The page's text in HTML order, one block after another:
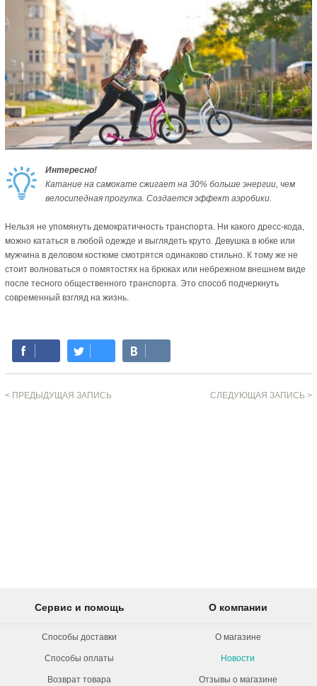
Интересно!
Катание на самокате сжигает на 30% больше энергии, чем
велосипедная прогулка. Создается эффект аэробики.
Нельзя не упомянуть демократичность транспорта. Ни какого дресс-кода,
можно кататься в любой одежде и выглядеть круто. Девушка в юбке или
мужчина в деловом костюме смотрятся одинаково стильно. К тому же не
стоит волноваться о помятостях на брюках или небрежном внешнем виде
после тесного общественного транспорта. Это способ подчеркнуть
современный взгляд на жизнь.
< ПРЕДЫДУЩАЯ ЗАПИСЬ СЛЕДУЮЩАЯ ЗАПИСЬ >
Сервис и помощь
Способы доставки
Способы оплаты
Возврат товара
О компании
О магазине
Новости
Отзывы о магазине